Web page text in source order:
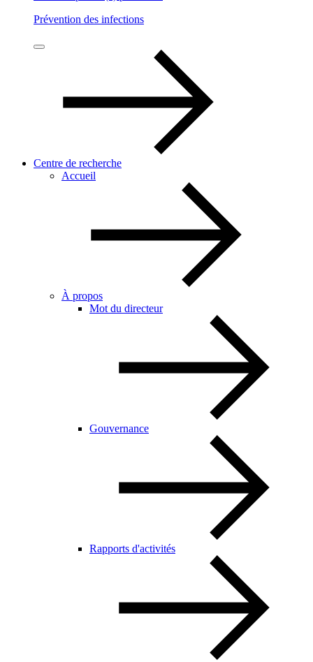
Prévention des infections
Centre de recherche
Accueil
À propos
Mot du directeur
Gouvernance
Rapports d'activités